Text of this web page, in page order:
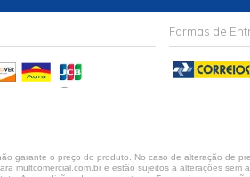
Formas de
garante o preço do produto. No caso de alteração de
multcomercial.com.br e estão sujeitos a alterações